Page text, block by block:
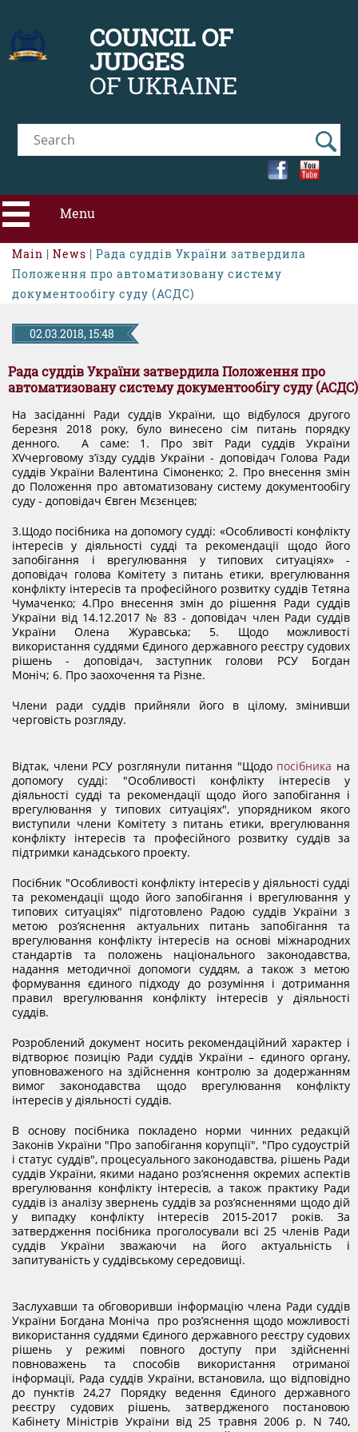
COUNCIL OF
JUDGES
OF UKRAINE
Menu
ABOUT CJU
MATERIALS AND DESIGNS ORDERS AGENDAS OF
MEETINGS
DECISION OF CJU
NORMATIVE DOCUMENTS
INTERNATIONAL STANDARDS
PUBLIC OPINION POLLS
THE EVALUATION SYSTEM
CONFLICT OF INTEREST
НОРМАТИВИ НАВАНТАЖЕННЯ
GALLERY
CONTACTS
Main | News | Рада суддів України затвердила
Положення про автоматизовану систему
документообігу суду (АСДС)
02.03.2018, 15:48
Рада суддів України затвердила Положення про
автоматизовану систему документообігу суду (АСДС)
На засіданні Ради суддів України, що відбулося другого
березня 2018 року, було винесено сім питань порядку
денного. А саме: 1. Про звіт Ради суддів України
ХVчерговому з’їзду суддів України - доповідач Голова Ради
суддів України Валентина Сімоненко; 2. Про внесення змін
до Положення про автоматизовану систему документообігу
суду - доповідач Євген Мєзєнцев;
3.Щодо посібника на допомогу судді: «Особливості конфлікту
інтересів у діяльності судді та рекомендації щодо його
запобігання і врегулювання у типових ситуаціях» -
доповідач голова Комітету з питань етики, врегулювання
конфлікту інтересів та професійного розвитку суддів Тетяна
Чумаченко; 4.Про внесення змін до рішення Ради суддів
України від 14.12.2017 № 83 - доповідач член Ради суддів
України Олена Журавська; 5. Щодо можливості
використання суддями Єдиного державного реєстру судових
рішень - доповідач, заступник голови РСУ Богдан
Моніч; 6. Про заохочення та Різне.
Члени ради суддів прийняли його в цілому, змінивши
черговість розгляду.
Відтак, члени РСУ розглянули питання "Щодо посібника на
допомогу судді: "Особливості конфлікту інтересів у
діяльності судді та рекомендації щодо його запобігання і
врегулювання у типових ситуаціях", упорядником якого
виступили члени Комітету з питань етики, врегулювання
конфлікту інтересів та професійного розвитку суддів за
підтримки канадського проекту.
Посібник "Особливості конфлікту інтересів у діяльності судді
та рекомендації щодо його запобігання і врегулювання у
типових ситуаціях" підготовлено Радою суддів України з
метою роз’яснення актуальних питань запобігання та
врегулювання конфлікту інтересів на основі міжнародних
стандартів та положень національного законодавства,
надання методичної допомоги суддям, а також з метою
формування єдиного підходу до розуміння і дотримання
правил врегулювання конфлікту інтересів у діяльності
суддів.
Розроблений документ носить рекомендаційний характер і
відтворює позицію Ради суддів України – єдиного органу,
уповноваженого на здійснення контролю за додержанням
вимог законодавства щодо врегулювання конфлікту
інтересів у діяльності суддів.
В основу посібника покладено норми чинних редакцій
Законів України "Про запобігання корупції", "Про судоустрій
і статус суддів", процесуального законодавства, рішень Ради
суддів України, якими надано роз’яснення окремих аспектів
врегулювання конфлікту інтересів, а також практику Ради
суддів із аналізу звернень суддів за роз’ясненнями щодо дій
у випадку конфлікту інтересів 2015-2017 років. За
затвердження посібника проголосували всі 25 членів Ради
суддів України зважаючи на його актуальність і
запитуваність у суддівському середовищі.
Заслухавши та обговоривши інформацію члена Ради суддів
України Богдана Моніча про роз’яснення щодо можливості
використання суддями Єдиного державного реєстру судових
рішень у режимі повного доступу при здійсненні
повноважень та способів використання отриманої
інформації, Рада суддів України, встановила, що відповідно
до пунктів 24,27 Порядку ведення Єдиного державного
реєстру судових рішень, затвердженого постановою
Кабінету Міністрів України від 25 травня 2006 р. N 740,